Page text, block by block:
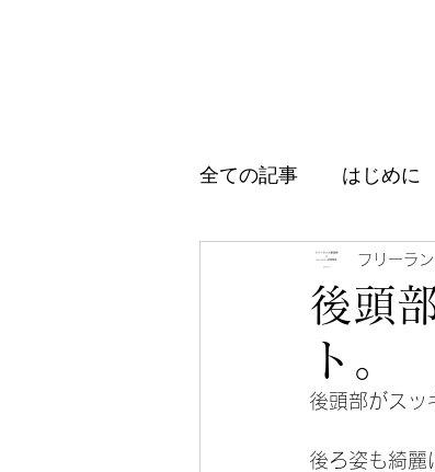
全ての記事 はじめに
アイテム紹介 ブ
後頭
ト。
フリーラ
後頭部がスッ
後ろ姿も綺麗